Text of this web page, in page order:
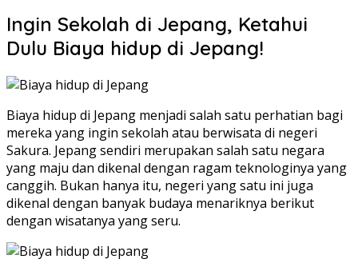
Ingin Sekolah di Jepang, Ketahui
Dulu Biaya hidup di Jepang!
Biaya hidup di Jepang menjadi salah satu perhatian bagi
mereka yang ingin sekolah atau berwisata di negeri
Sakura. Jepang sendiri merupakan salah satu negara
yang maju dan dikenal dengan ragam teknologinya yang
canggih. Bukan hanya itu, negeri yang satu ini juga
dikenal dengan banyak budaya menariknya berikut
dengan wisatanya yang seru.